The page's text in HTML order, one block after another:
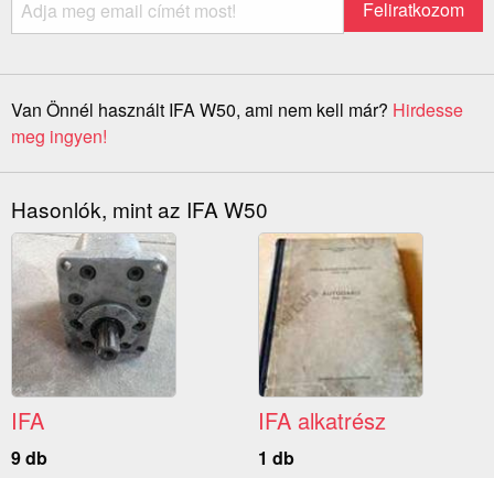
Van Önnél használt IFA W50, ami nem kell már? Hirdesse
meg ingyen!
Hasonlók, mint az IFA W50
IFA
9 db
IFA alkatrész
1 db